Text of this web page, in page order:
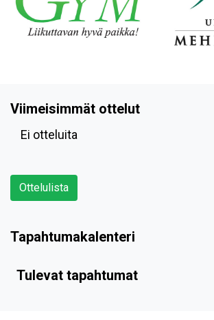
Viimeisimmät ottelut
Ei otteluita
Ottelulista
Tapahtumakalenteri
Tulevat tapahtumat